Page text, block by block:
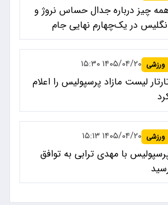
چیز درباره جدال حساس نروژ و
در یک‌چهارم نهایی جام
۲۰۲۶
ورزشی ۱۴۰۵/۰۴/۲۰ ۱۵:۳۰
لیست مازاد پرسپولیس را اعلام
ورزشی ۱۴۰۵/۰۴/۲۰ ۱۵:۱۳
با مهدی ترابی به توافق